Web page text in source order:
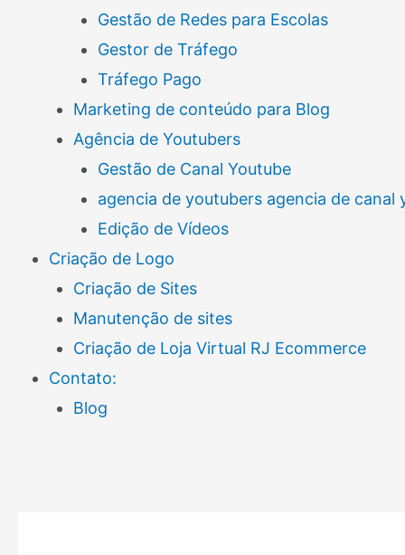
Gestão de Redes para Escolas
Gestor de Tráfego
Tráfego Pago
Marketing de conteúdo para Blog
Agência de Youtubers
Gestão de Canal Youtube
agencia de youtubers agencia de canal
Edição de Vídeos
Criação de Logo
Criação de Sites
Manutenção de sites
Criação de Loja Virtual RJ Ecommerce
Contato:
Blog